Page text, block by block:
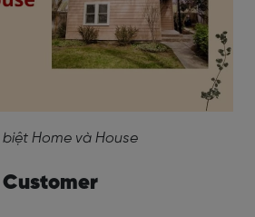
biệt Home và House